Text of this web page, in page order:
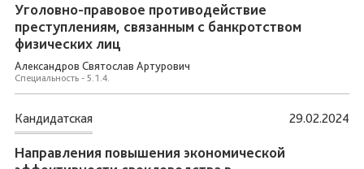
Уголовно-правовое противодействие
преступлениям, связанным с банкротством
физических лиц
Александров Святослав Артурович
Специальность - 5.1.4.
Кандидатская
Направления повышения экономической
29.02.2024